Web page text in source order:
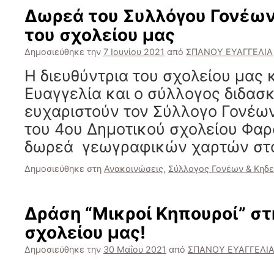
Δωρεά του Συλλόγου
του σχολείου μας
Δημοσιεύθηκε την 7 Ιουνίου 2021 από ΣΠΑΝΟΥ ΕΥΑΓΓΕΛΙΑ
Η διευθύντρια του σχολείου
Ευαγγελία και ο σύλλογος
ευχαριστούν τον Σύλλογο
του 4ου Δημοτικού σχολείου
δωρεά γεωγραφικών χαρτών
Δημοσιεύθηκε στη Ανακοινώσεις, Σύλλογος Γονέων &
Δράση “Μικροί Κηπουροί”
σχολείου μας!
Δημοσιεύθηκε την 30 Μαΐου 2021 από ΣΠΑΝΟΥ ΕΥΑΓΓΕΛΙΑ